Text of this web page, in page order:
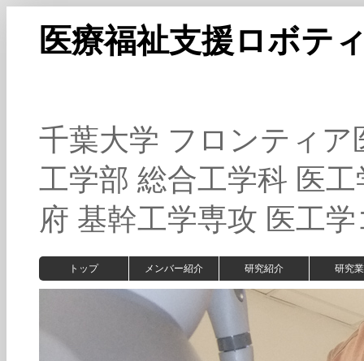
医療福祉支援ロボテ
千葉大学 フロンティ
工学部 総合工学科 医
府 基幹工学専攻 医工
トップ メンバー紹介 研究紹介 研究